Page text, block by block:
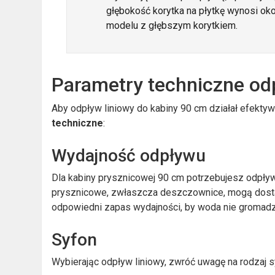
głębokość korytka na płytkę wynosi
modelu z głębszym korytkiem.
Parametry techniczne
Aby odpływ liniowy do kabiny 90 cm działał
techniczne:
Wydajność odpływu
Dla kabiny prysznicowej 90 cm potrzebujesz
prysznicowe, zwłaszcza deszczownice, mogą
odpowiedni zapas wydajności, by woda nie
Syfon
Wybierając odpływ liniowy, zwróć uwagę na rodzaj